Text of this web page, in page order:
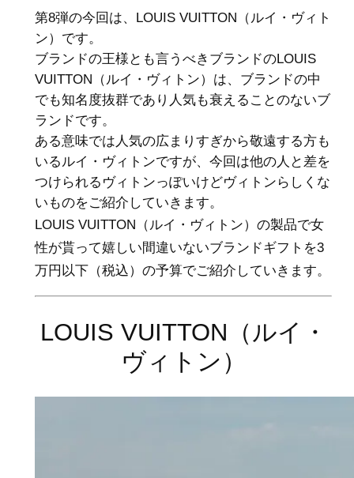
第8弾の今回は、LOUIS VUITTON（ルイ・ヴィト
ン）です。
ブランドの王様とも言うべきブランドのLOUIS
VUITTON（ルイ・ヴィトン）は、ブランドの中
でも知名度抜群であり人気も衰えることのないブ
ランドです。
ある意味では人気の広まりすぎから敬遠する方も
いるルイ・ヴィトンですが、今回は他の人と差を
つけられるヴィトンっぽいけどヴィトンらしくな
いものをご紹介していきます。
LOUIS VUITTON（ルイ・ヴィトン）の製品で女
性が貰って嬉しい間違いないブランドギフトを3
万円以下（税込）の予算でご紹介していきます。
LOUIS VUITTON（ルイ・
ヴィトン）